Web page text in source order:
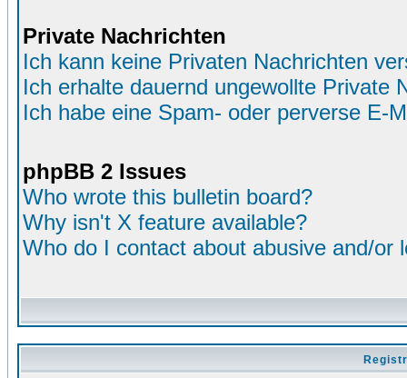
Private Nachrichten
Ich kann keine Privaten Nachrichten
Ich erhalte dauernd ungewollte Private
Ich habe eine Spam- oder perverse E-
phpBB 2 Issues
Who wrote this bulletin board?
Why isn't X feature available?
Who do I contact about abusive and/or